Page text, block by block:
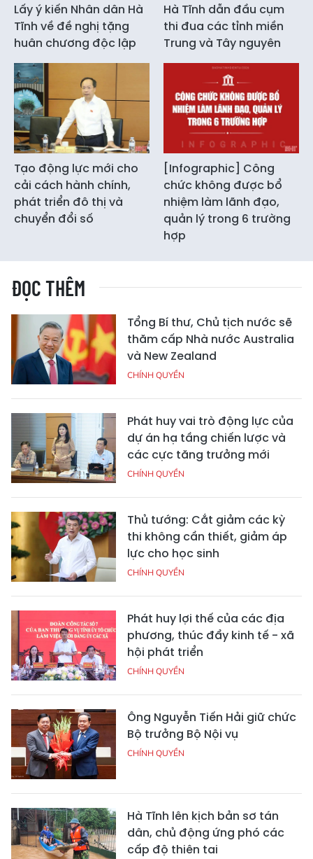
Lấy ý kiến Nhân dân Hà
Tĩnh về đề nghị tặng
huân chương độc lập
Hà Tĩnh dẫn đầu cụm
thi đua các tỉnh miền
Trung và Tây nguyên
Tạo động lực mới cho
cải cách hành chính,
phát triển đô thị và
chuyển đổi số
[Infographic] Công
chức không được bổ
nhiệm làm lãnh đạo,
quản lý trong 6 trường
hợp
ĐỌC THÊM
Tổng Bí thư, Chủ tịch nước sẽ
thăm cấp Nhà nước Australia
và New Zealand
CHÍNH QUYỀN
Phát huy vai trò động lực của
dự án hạ tầng chiến lược và
các cực tăng trưởng mới
CHÍNH QUYỀN
Thủ tướng: Cắt giảm các kỳ
thi không cần thiết, giảm áp
lực cho học sinh
CHÍNH QUYỀN
Phát huy lợi thế của các địa
phương, thúc đẩy kinh tế - xã
hội phát triển
CHÍNH QUYỀN
Ông Nguyễn Tiến Hải giữ chức
Bộ trưởng Bộ Nội vụ
CHÍNH QUYỀN
Hà Tĩnh lên kịch bản sơ tán
dân, chủ động ứng phó các
cấp độ thiên tai